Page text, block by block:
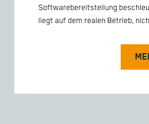
Softwarebereitstellung
liegt auf dem realen Betrieb,